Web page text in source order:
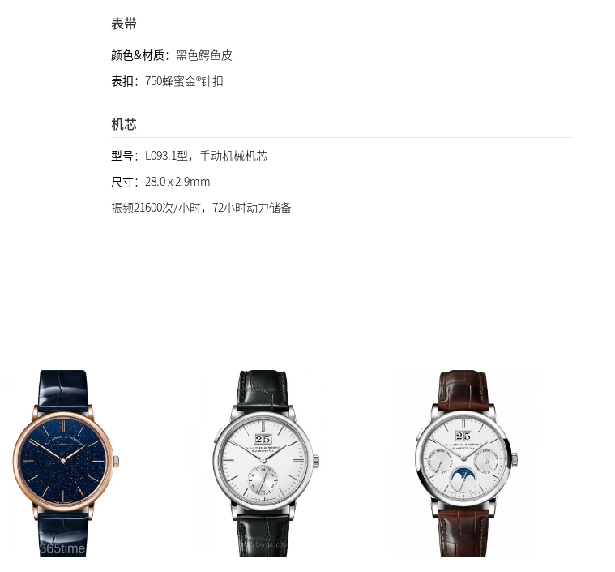
表带
颜色&材质：黑色鳄鱼皮
表扣：750蜂蜜金®针扣
机芯
型号：L093.1型，手动机械机芯
尺寸：28.0 x 2.9mm
振频21600次/小时，72小时动力储备